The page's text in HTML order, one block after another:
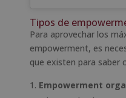
Tipos de
Para aprovechar los
empowerment, es
que existen para saber
Empowerment